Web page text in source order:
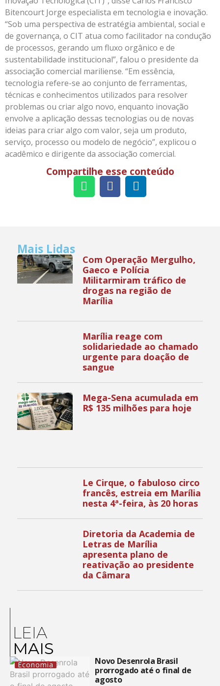
Bitencourt Jorge especialista em tecnologia e inovação.
“Sob uma perspectiva de estratégia ambiental, social e
de governança, o CIT atua como facilitador na condução
de processos, gerando um fluxo orgânico e de
sustentabilidade institucional”, falou o presidente da
associação comercial mariliense. “Em essência,
tecnologia refere-se ao conjunto de ferramentas,
técnicas e conhecimentos utilizados para resolver
problemas ou criar algo novo, enquanto inovação
envolve a aplicação dessas tecnologias ou de novas
ideias para criar algo com valor, seja um produto,
serviço, processo ou modelo de negócio”, explicou o
acadêmico e dirigente da associação comercial.
Compartilhe esse conteúdo
Mais Lidas
Com Operação Mergulho,
Gaeco e Polícia
Militarmiram tráfico de
drogas na região de
Marília
Marília reage com
solidariedade ao chamado
urgente para doação de
sangue
Mega-Sena acumulada em
R$ 135 milhões para hoje
Le Cirque, o fabuloso circo
francês, estreia em Marília
nesta 4ª-feira, às 20 horas
Diretoria da Academia de
Letras de Marília
apresenta plano de
reativação ao presidente
da Câmara
LEIA
MAIS
Economia
Novo Desenrola Brasil
prorrogado até o final de
agosto